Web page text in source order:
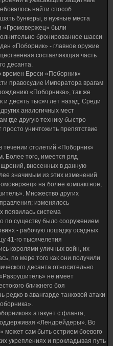
найти способ
бункеры, в нужные места
«Громовержец» были
бронированное шасси
«Поборник» - главное оружие
составляющая часть
десанта.
времен Ереси «Поборник»
правосудие Императора врагам
«Поборника», так же
и десять тысяч лет назад. Среди
аналогичных мест
где другую технику быстро
уничтожить препятствие
столетий «Поборник»
Более того, имеется ряд
внесенных в данную
значимым из этих изменений
на более компактное,
Множество других
изменялось
появилась система
по существу было сооружением
- рабочую лошадку осадных
41-го тысячелетия
королями уличных войн, их
по мере того как они получили
десанта относительно
не имеет
ближнего боя
в авангарде танковой атаки
атакует с фланга,
«Лендрейдеры». Во
может сам быть острием боевого
укреплениях и прокладывая путь